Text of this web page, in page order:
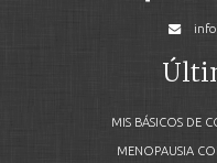
MIS BÁSICOS DE
MENOPAUSIA